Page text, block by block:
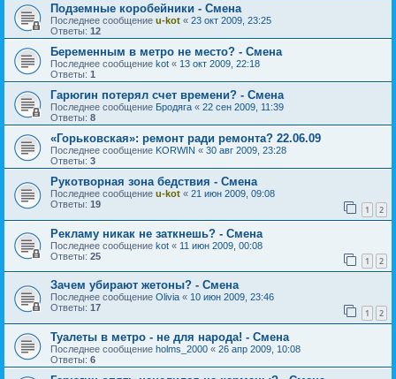
Подземные коробейники - Смена
Последнее сообщение u-kot « 23 окт 2009, 23:25
Ответы: 12
Беременным в метро не место? - Смена
Последнее сообщение kot « 13 окт 2009, 22:18
Ответы: 1
Гарюгин потерял счет времени? - Смена
Последнее сообщение Бродяга « 22 сен 2009, 11:39
Ответы: 8
«Горьковская»: ремонт ради ремонта? 22.06.09
Последнее сообщение KORWIN « 30 авг 2009, 23:28
Ответы: 3
Рукотворная зона бедствия - Смена
Последнее сообщение u-kot « 21 июн 2009, 09:08
Ответы: 19 1 2
Рекламу никак не заткнешь? - Смена
Последнее сообщение kot « 11 июн 2009, 00:08
Ответы: 25 1 2
Зачем убирают жетоны? - Смена
Последнее сообщение Olivia « 10 июн 2009, 23:46
Ответы: 17 1 2
Туалеты в метро - не для народа! - Смена
Последнее сообщение holms_2000 « 26 апр 2009, 10:08
Ответы: 6